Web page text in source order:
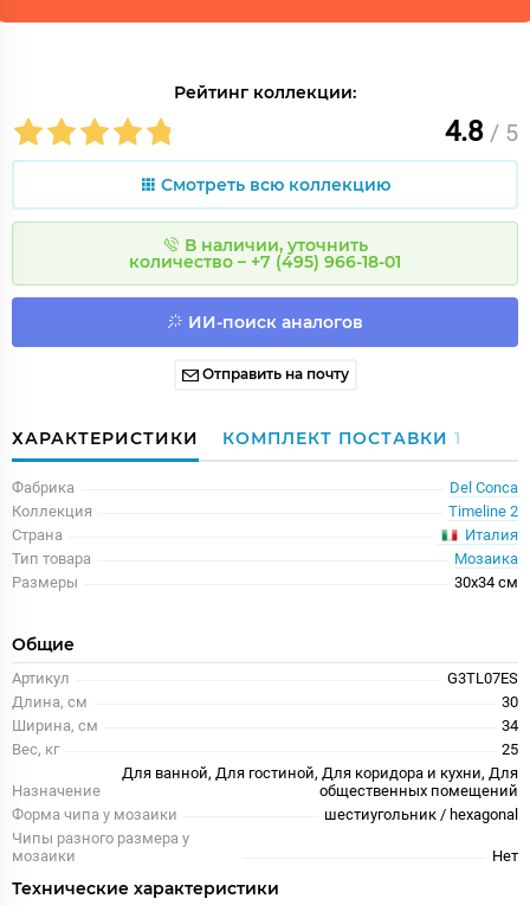
Рейтинг коллекции:
4.8 / 5
Смотреть всю коллекцию
В наличии, уточнить
количество – +7 (495) 966-18-01
ИИ-поиск аналогов
Отправить на почту
ХАРАКТЕРИСТИКИ КОМПЛЕКТ ПОСТАВКИ 1
Фабрика
Del Conca
Коллекция
Timeline 2
Страна
Италия
Тип товара
Мозаика
Размеры
30x34 см
Общие
Артикул
G3TL07ES
Длина, см
30
Ширина, см
34
Вес, кг
25
Назначение
Для ванной, Для гостиной, Для коридора и кухни, Для
общественных помещений
Форма чипа у мозаики
шестиугольник / hexagonal
Чипы разного размера у
мозаики
Нет
Технические характеристики